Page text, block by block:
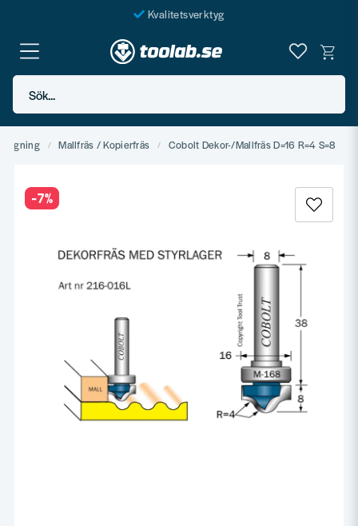
Kvalitetsverktyg
Fraktfritt över 999 SEK*
En järnhandel för alla
Sök...
Mallfräs / Kopierfräs Cobolt Dekor-/Mallfräs D=16 R=4 S=8
-7%